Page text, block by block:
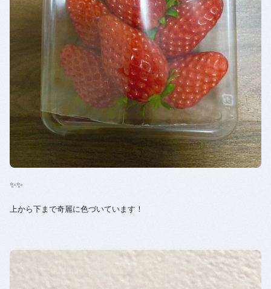
✨✨
上から下まで奇麗に色づいています！